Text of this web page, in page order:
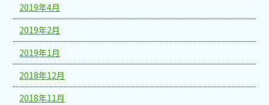
2019年4月
2019年2月
2019年1月
2018年12月
2018年11月